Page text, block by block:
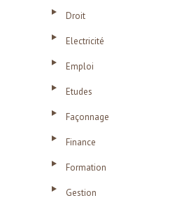
Droit
Electricité
Emploi
Etudes
Façonnage
Finance
Formation
Gestion